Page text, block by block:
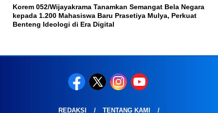
Korem 052/Wijayakrama Tanamkan Semangat Bela Negara
kepada 1.200 Mahasiswa Baru Prasetiya Mulya, Perkuat
Benteng Ideologi di Era Digital
REDAKSI
TENTANG KAMI